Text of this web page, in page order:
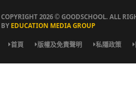
COPYRIGHT 2026 © GOODSCHOOL. ALL
BY EDUCATION MEDIA GROUP
首頁 版權及免責聲明 私隱政策